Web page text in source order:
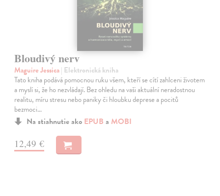
Bloudivý nerv
Maguire Jessica| Elektronická kniha
Tato kniha podává pomocnou ruku všem, kteří se cítí zahlceni životem
a myslí si, že ho nezvládají. Bez ohledu na vaši aktuální neradostnou
realitu, míru stresu nebo paniky či hloubku deprese a pocitů
bezmoci…
Na stiahnutie ako EPUB a MOBI
12,49 €